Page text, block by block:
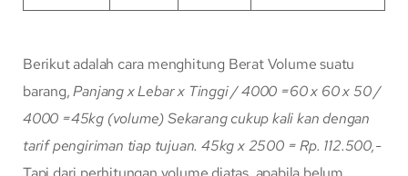
Berikut adalah cara menghitung Berat Volume suatu
barang,Panjang x Lebar x Tinggi / 4000 =60 x 60 x 50 /
4000 =45kg (volume)Sekarang cukup kali kan dengan
tarif pengiriman tiap tujuan. 45kg x 2500 = Rp. 112.500,-